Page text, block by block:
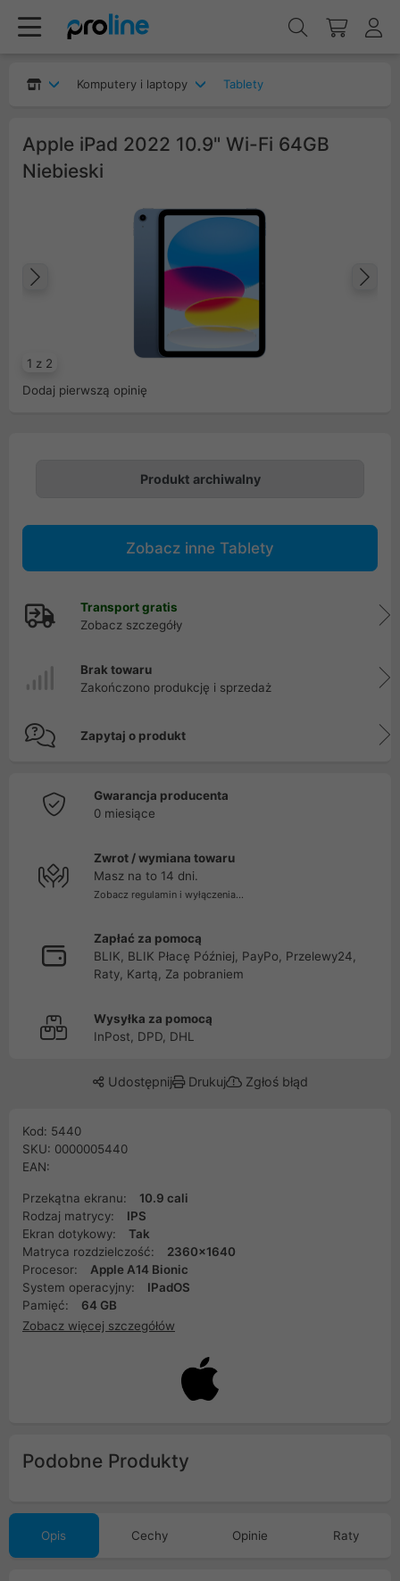
Komputery i laptopy Tablety
Apple iPad 2022 10.9" Wi-Fi 64GB
Niebieski
1 z 2
Dodaj pierwszą opinię
Produkt archiwalny
Zobacz inne Tablety
Transport gratis
Zobacz szczegóły
Brak towaru
Zakończono produkcję i sprzedaż
Zapytaj o produkt
Gwarancja producenta
0 miesiące
Zwrot / wymiana towaru
Masz na to 14 dni.
Zobacz regulamin i wyłączenia...
Zapłać za pomocą
BLIK, BLIK Płacę Później, PayPo, Przelewy24,
Raty, Kartą, Za pobraniem
Wysyłka za pomocą
InPost, DPD, DHL
Udostępnij Drukuj Zgłoś błąd
Kod: 5440
SKU: 0000005440
EAN:
Przekątna ekranu:
10.9 cali
Rodzaj matrycy:
IPS
Ekran dotykowy:
Tak
Matryca rozdzielczość:
2360x1640
Procesor:
Apple A14 Bionic
System operacyjny:
IPadOS
Pamięć:
64 GB
Zobacz więcej szczegółów
Podobne Produkty
Opis Cechy Opinie Raty